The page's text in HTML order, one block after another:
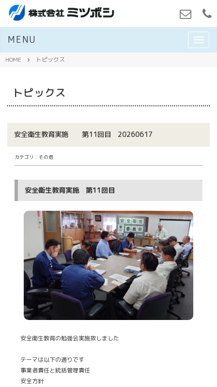
M
E
MENU
HOME トピックス
トピックス
安全衛生教育実施 第11回目 20260617
カテゴリ：その他
安全衛生教育実施 第11回目
安全衛生教育の勉強会実施致しました
テーマは以下の通りです
事業者責任と統括管理責任
安全方針